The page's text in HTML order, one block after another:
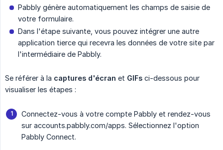
Pabbly génère automatiquement les champs de saisie de
votre formulaire.
Dans l'étape suivante, vous pouvez intégrer une autre
application tierce qui recevra les données de votre site par
l'intermédiaire de Pabbly.
Se référer à la captures d'écran et GIFs ci-dessous pour
visualiser les étapes :
Connectez-vous à votre compte Pabbly et rendez-vous
sur accounts.pabbly.com/apps. Sélectionnez l'option
Pabbly Connect.